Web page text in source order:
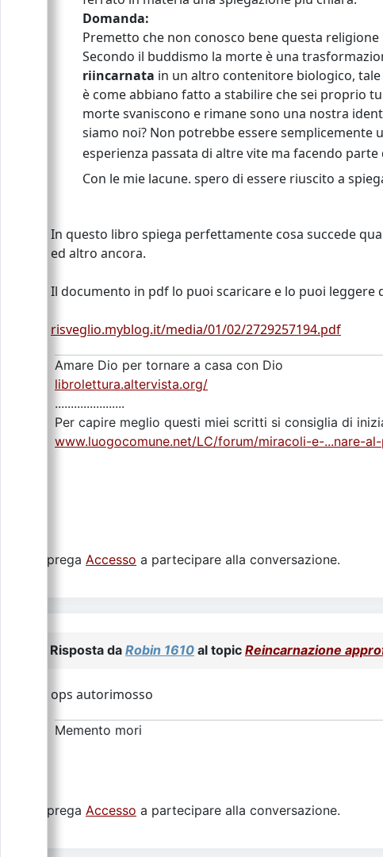
Domanda:
Premetto che non conosco bene questa
Secondo il buddismo la morte è una
riincarnata in un altro contenitore biologico,
è come abbiano fatto a stabilire che sei proprio
morte svaniscono e rimane sono una nostra
siamo noi? Non potrebbe essere semplicemente
esperienza passata di altre vite ma facendo
Con le mie lacune. spero di essere riuscito a
In questo libro spiega perfettamente cosa succede
ed altro ancora.
Il documento in pdf lo puoi scaricare e lo puoi leggere
risveglio.myblog.it/media/01/02/2729257194.pdf
Amare Dio per tornare a casa con Dio
librolettura.altervista.org/
......................
Per capire meglio questi miei scritti si consiglia di
www.luogocomune.net/LC/forum/miracoli-e-...nare-
Si prega Accesso a partecipare alla conversazione.
Risposta da Robin 1610 al topic Reincarnazione
ops autorimosso
Memento mori
Si prega Accesso a partecipare alla conversazione.